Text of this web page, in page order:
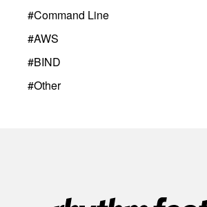
#Command Line
#AWS
#BIND
#Other